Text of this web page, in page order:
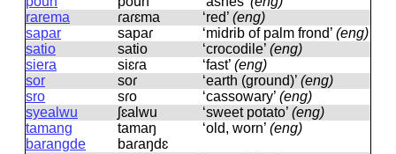
rarema
ɾaɾɛma ‘red’ (eng)
sapar
sapaɾ ‘midrib of palm frond’ (eng)
satio
satio ‘crocodile’ (eng)
siera
siɛɾa ‘fast’ (eng)
sor
soɾ ‘earth (ground)’ (eng)
sro
sɾo ‘cassowary’ (eng)
syealwu
ʃɛalwu ‘sweet potato’ (eng)
tamang
barangde
tamaŋ
baɾaŋdɛ
‘old, worn’ (eng)